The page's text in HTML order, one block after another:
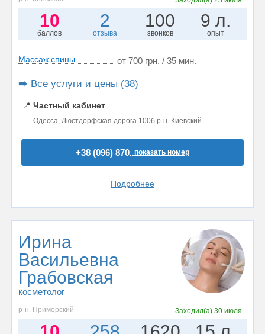
10
баллов
2
отзыва
100
звонков
9 л.
опыт
Массаж спины от 700 грн. / 35 мин.
➡️ Все услуги и цены (38)
📍 Частный кабинет
Одесса, Люстдорфская дорога 100б р-н. Киевский
+38 (096) 870..показать номер
Подробнее
Ирина
Васильевна
Грабовская
косметолог
р-н. Приморский Заходил(а)30 июля